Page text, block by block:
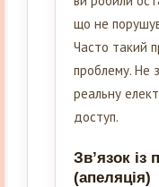
що не
Часто такий
проблему. Не
реальну
доступ.
Зв’язок із
(апеляція)